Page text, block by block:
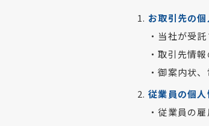
お取引先の個
・当社が受
・取引先情
・御案内状
従業員の個人
・従業員の